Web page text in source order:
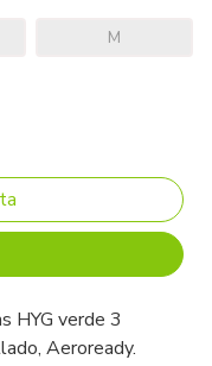
M
HYG verde 3
Aeroready.